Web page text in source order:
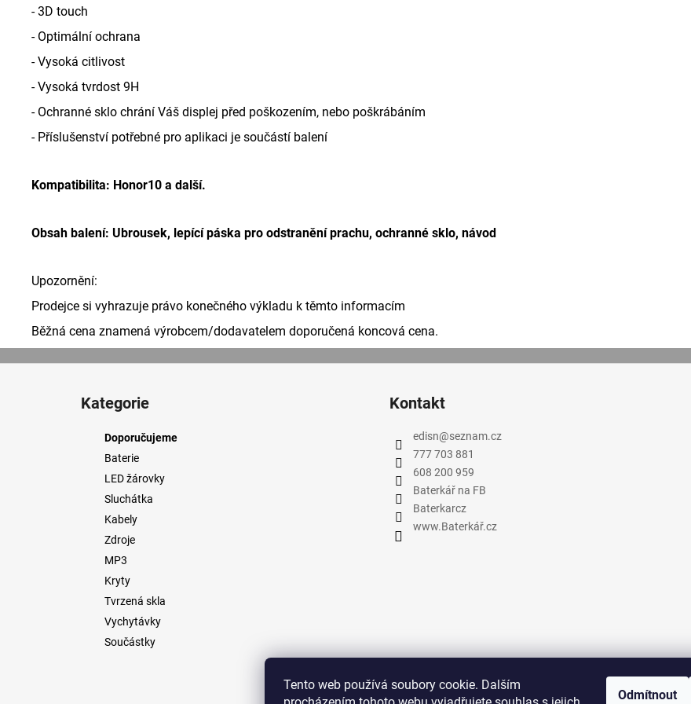
Tento web používá soubory cookie. Dalším
Odmítnout
- 3D touch
- Optimální ochrana
- Vysoká citlivost
- Vysoká tvrdost 9H
- Ochranné sklo chrání Váš displej před poškozením, nebo poškrábáním
- Příslušenství potřebné pro aplikaci je součástí balení
Kompatibilita: Honor10 a další.
Obsah balení: Ubrousek, lepící páska pro odstranění prachu, ochranné sklo, návod
Upozornění:
Prodejce si vyhrazuje právo konečného výkladu k těmto informacím
Běžná cena znamená výrobcem/dodavatelem doporučená koncová cena.
kategorie
Kategorie
Doporučujeme
Baterie
LED žárovky
Sluchátka
Kabely
Zdroje
MP3
Kryty
Tvrzená skla
Vychytávky
Součástky
Kontakt
edisn@seznam.cz
777 703 881
608 200 959
Baterkář na FB
Baterkarcz
www.Baterkář.cz
e-Nej.cz Baterkář eElektronika Edisn Doporučujeme k dalšímu nákupu